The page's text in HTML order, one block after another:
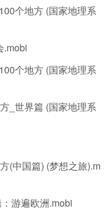
个地方 (国家地理系
个地方 (国家地理系
_世界篇 (国家地理系
(中国篇) (梦想之旅).m
游遍欧洲.mobi